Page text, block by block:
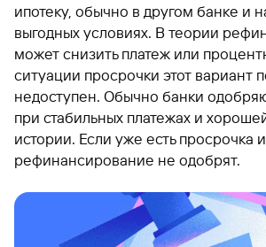
ипотеку, обычно в другом банке и
выгодных условиях. В теории
может снизить платеж или
ситуации просрочки этот вариант
недоступен. Обычно банки
при стабильных платежах и
истории. Если уже есть просрочка
рефинансирование не одобрят.